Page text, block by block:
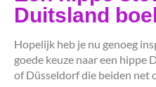
Duitsland
Hopelijk heb je nu genoeg
goede keuze naar een hippe
of Düsseldorf die beiden net